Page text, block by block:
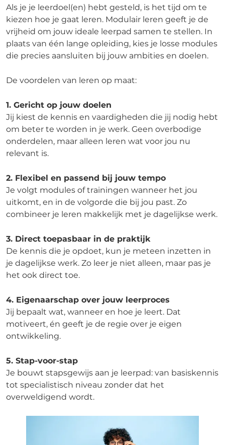
Als je je leerdoel(en) hebt gesteld, is het tijd om te
kiezen hoe je gaat leren. Modulair leren geeft je de
vrijheid om jouw ideale leerpad samen te stellen. In
plaats van één lange opleiding, kies je losse modules
die precies aansluiten bij jouw ambities en doelen.
De voordelen van leren op maat:
1. Gericht op jouw doelen
Jij kiest de kennis en vaardigheden die jij nodig hebt
om beter te worden in je werk. Geen overbodige
onderdelen, maar alleen leren wat voor jou nu
relevant is.
2. Flexibel en passend bij jouw tempo
Je volgt modules of trainingen wanneer het jou
uitkomt, en in de volgorde die bij jou past. Zo
combineer je leren makkelijk met je dagelijkse werk.
3. Direct toepasbaar in de praktijk
De kennis die je opdoet, kun je meteen inzetten in
je dagelijkse werk. Zo leer je niet alleen, maar pas je
het ook direct toe.
4. Eigenaarschap over jouw leerproces
Jij bepaalt wat, wanneer en hoe je leert. Dat
motiveert, én geeft je de regie over je eigen
ontwikkeling.
5. Stap-voor-stap
Je bouwt stapsgewijs aan je leerpad: van basiskennis
tot specialistisch niveau zonder dat het
overweldigend wordt.